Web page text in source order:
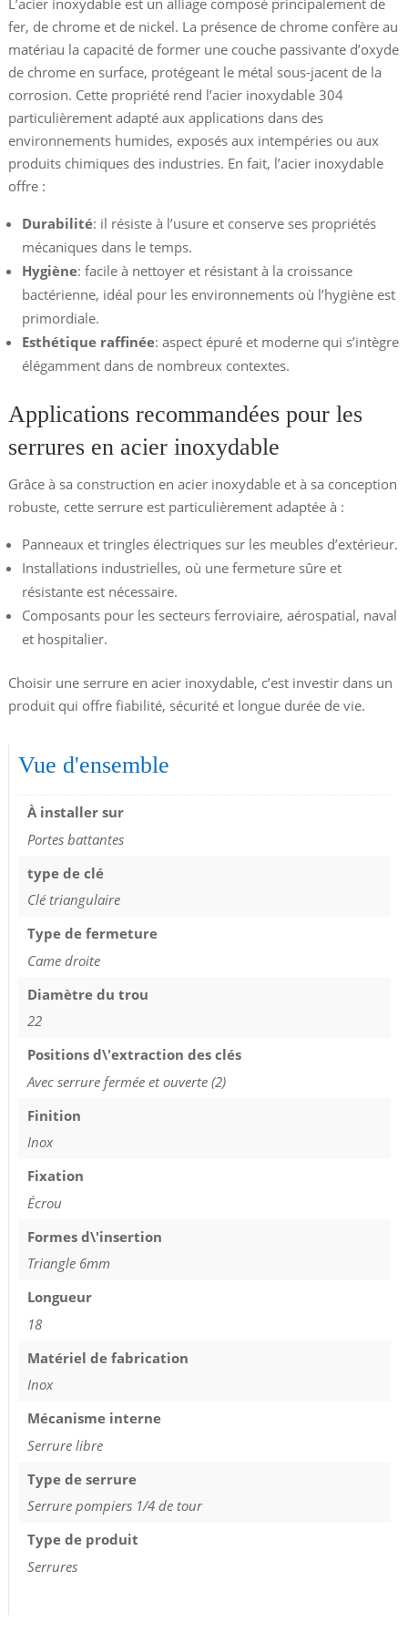
fer, de chrome et de nickel. La présence de chrome confère au
matériau la capacité de former une couche passivante d’oxyde
de chrome en surface, protégeant le métal sous-jacent de la
corrosion. Cette propriété rend l’acier inoxydable 304
particulièrement adapté aux applications dans des
environnements humides, exposés aux intempéries ou aux
produits chimiques des industries. En fait, l’acier inoxydable
offre :
Durabilité: il résiste à l’usure et conserve ses propriétés
mécaniques dans le temps.
Hygiène: facile à nettoyer et résistant à la croissance
bactérienne, idéal pour les environnements où l’hygiène est
primordiale.
Esthétique raffinée: aspect épuré et moderne qui s’intègre
élégamment dans de nombreux contextes.
Applications recommandées pour les
serrures en acier inoxydable
Grâce à sa construction en acier inoxydable et à sa conception
robuste, cette serrure est particulièrement adaptée à :
Panneaux et tringles électriques sur les meubles d’extérieur.
Installations industrielles, où une fermeture sûre et
résistante est nécessaire.
Composants pour les secteurs ferroviaire, aérospatial, naval
et hospitalier.
Choisir une serrure en acier inoxydable, c’est investir dans un
produit qui offre fiabilité, sécurité et longue durée de vie.
Vue d'ensemble
À installer sur
Portes battantes
type de clé
Clé triangulaire
Type de fermeture
Came droite
Diamètre du trou
22
Positions d\'extraction des clés
Avec serrure fermée et ouverte (2)
Finition
Inox
Fixation
Écrou
Formes d\'insertion
Triangle 6mm
Longueur
18
Matériel de fabrication
Inox
Mécanisme interne
Serrure libre
Type de serrure
Serrure pompiers 1/4 de tour
Type de produit
Serrures